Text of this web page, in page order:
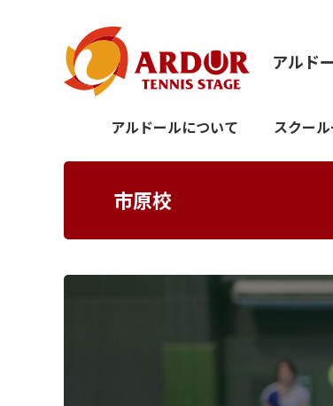
アルド
アルドールについて スクー
市原校